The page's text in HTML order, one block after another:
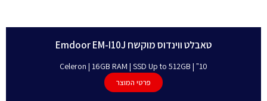
טאבלט ווינדוס מוקשח Emdoor EM-I10J
10" | Celeron | 16GB RAM | SSD Up to 512GB
פרטי המוצר